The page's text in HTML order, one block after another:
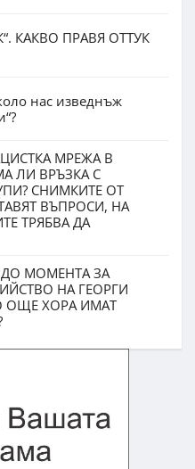
КАКВО ПРАВЯ ОТТУК
нас изведнъж
МРЕЖА В
ЛИ ВРЪЗКА С
СНИМКИТЕ ОТ
ВЪПРОСИ, НА
ТРЯБВА ДА
ДО МОМЕНТА ЗА
НА ГЕОРГИ
ОЩЕ ХОРА ИМАТ